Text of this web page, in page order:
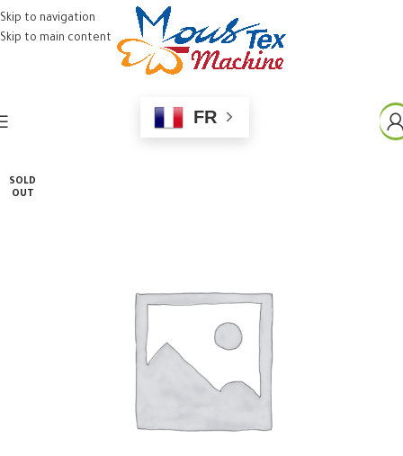
Skip to navigation
Skip to main content
FR
SOLD
OUT